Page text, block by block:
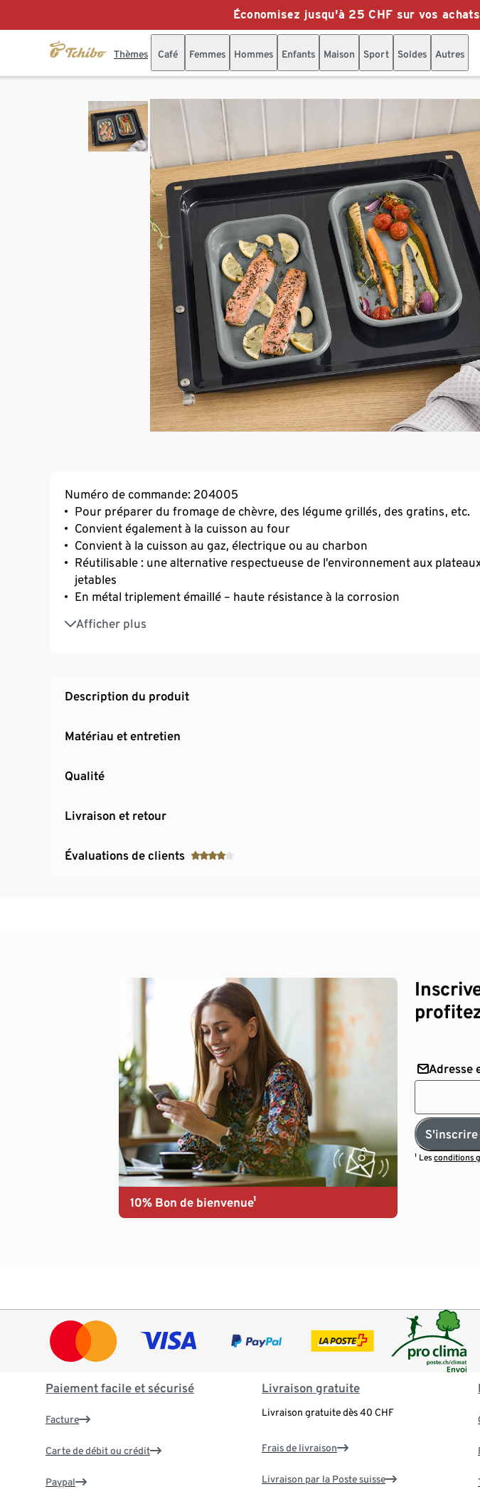
Économisez jusqu'à 25 CHF sur vos
Thèmes Café Femmes Hommes Enfants Maison Sport Soldes Autres
Numéro de commande: 204005
Pour préparer du fromage de chèvre, des légume grillés, des gratins, etc.
Convient également à la cuisson au four
Convient à la cuisson au gaz, électrique ou au charbon
Réutilisable : une alternative respectueuse de l’environnement aux
jetables
En métal triplement émaillé – haute résistance à la corrosion
Afficher plus
Adaptée au lave-vaisselle
Description du produit
Matériau et entretien
Qualité
Livraison et retour
Évaluations de clients
10% Bon de bienvenue¹
Adresse
S'inscrire
¹ Lesconditions
Paiement facile et sécurisé
Facture
Carte de débit ou crédit
Paypal
Livraison gratuite
Livraison gratuite dès 40 CHF
Frais de livraison
Livraison par la Poste suisse